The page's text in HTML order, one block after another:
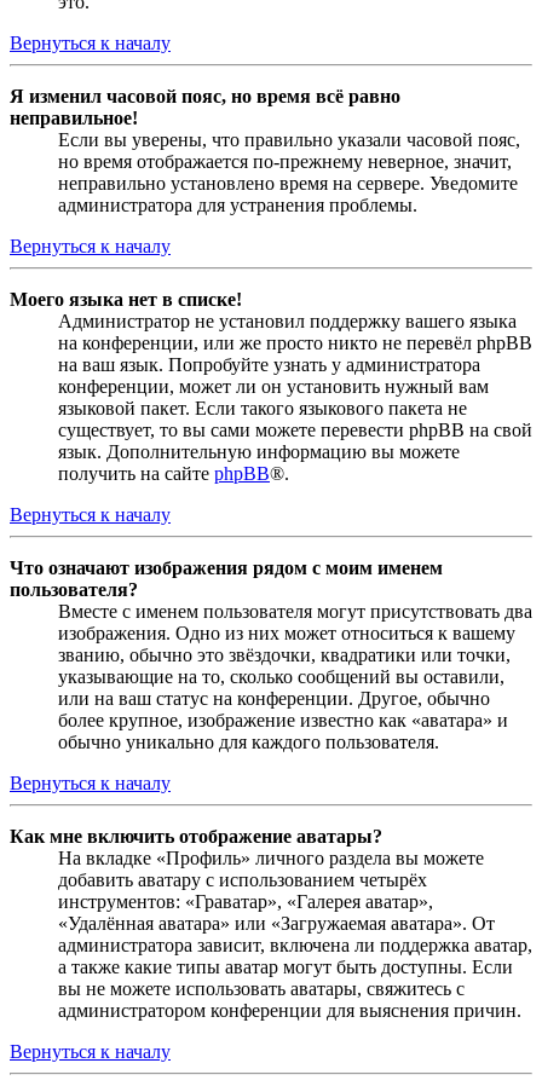
Вернуться к началу
Я изменил часовой пояс, но время всё равно
неправильное!
Если вы уверены, что правильно указали часовой пояс,
но время отображается по-прежнему неверное, значит,
неправильно установлено время на сервере. Уведомите
администратора для устранения проблемы.
Вернуться к началу
Моего языка нет в списке!
Администратор не установил поддержку вашего языка
на конференции, или же просто никто не перевёл phpBB
на ваш язык. Попробуйте узнать у администратора
конференции, может ли он установить нужный вам
языковой пакет. Если такого языкового пакета не
существует, то вы сами можете перевести phpBB на свой
язык. Дополнительную информацию вы можете
получить на сайте phpBB®.
Вернуться к началу
Что означают изображения рядом с моим именем
пользователя?
Вместе с именем пользователя могут присутствовать два
изображения. Одно из них может относиться к вашему
званию, обычно это звёздочки, квадратики или точки,
указывающие на то, сколько сообщений вы оставили,
или на ваш статус на конференции. Другое, обычно
более крупное, изображение известно как «аватара» и
обычно уникально для каждого пользователя.
Вернуться к началу
Как мне включить отображение аватары?
На вкладке «Профиль» личного раздела вы можете
добавить аватару с использованием четырёх
инструментов: «Граватар», «Галерея аватар»,
«Удалённая аватара» или «Загружаемая аватара». От
администратора зависит, включена ли поддержка аватар,
а также какие типы аватар могут быть доступны. Если
вы не можете использовать аватары, свяжитесь с
администратором конференции для выяснения причин.
Вернуться к началу